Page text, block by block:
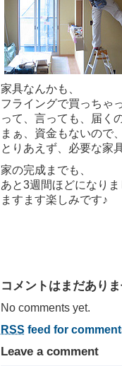
家具なんかも、
フライングで買っちゃ
って、言っても、届く
まぁ、資金もないので、
とりあえず、必要な家
家の完成までも、
あと3週間ほどになりま
ますます楽しみです♪
コメントはまだあり
No comments yet.
RSS feed for
Leave a comment